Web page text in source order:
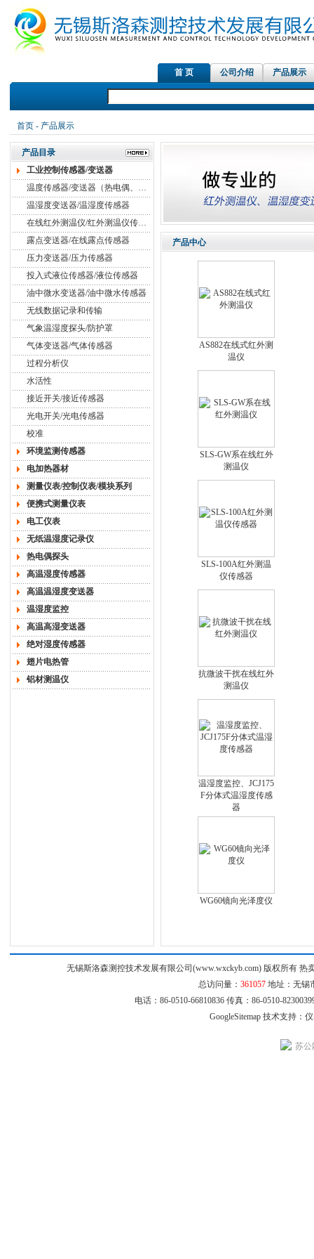
首 页 公司介绍 产品展示
首页-产品展示
产品目录
工业控制传感器/变送器
温度传感器/变送器（热电偶、热电阻）
温湿度变送器/温湿度传感器
在线红外测温仪/红外测温仪传感器
露点变送器/在线露点传感器
压力变送器/压力传感器
投入式液位传感器/液位传感器
油中微水变送器/油中微水传感器
无线数据记录和传输
气象温湿度探头/防护罩
气体变送器/气体传感器
过程分析仪
水活性
接近开关/接近传感器
光电开关/光电传感器
校准
环境监测传感器
电加热器材
测量仪表/控制仪表/模块系列
便携式测量仪表
电工仪表
无纸温湿度记录仪
热电偶探头
高温湿度传感器
高温温湿度变送器
温湿度监控
高温高湿变送器
绝对湿度传感器
翅片电热管
铝材测温仪
产品中心
AS882在线式红外测
温仪
SLS-GW系在线红外
测温仪
SLS-100A红外测温
仪传感器
抗微波干扰在线红外
测温仪
温湿度监控、JCJ175
F分体式温湿度传感
器
WG60镜向光泽度仪
无锡斯洛森测控技术发展有限公司(www.wxckyb.com) 版权所有
总访问量： 361057 地址：无锡
电话：86-0510-66810836 传真：86-0510-
GoogleSitemap 技术支持：
苏公